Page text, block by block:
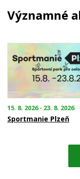
Významné
15. 8. 2026 - 23. 8. 2026
Sportmanie Plzeň